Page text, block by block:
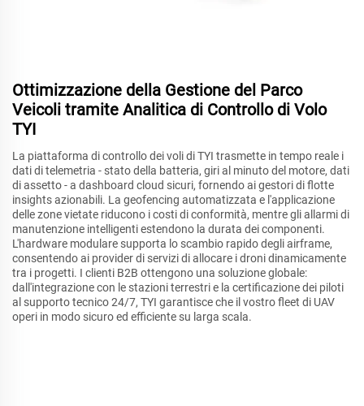
Ottimizzazione della Gestione del Parco
Veicoli tramite Analitica di Controllo di Volo
TYI
La piattaforma di controllo dei voli di TYI trasmette in tempo reale i
dati di telemetria - stato della batteria, giri al minuto del motore, dati
di assetto - a dashboard cloud sicuri, fornendo ai gestori di flotte
insights azionabili. La geofencing automatizzata e l'applicazione
delle zone vietate riducono i costi di conformità, mentre gli allarmi di
manutenzione intelligenti estendono la durata dei componenti.
L'hardware modulare supporta lo scambio rapido degli airframe,
consentendo ai provider di servizi di allocare i droni dinamicamente
tra i progetti. I clienti B2B ottengono una soluzione globale:
dall'integrazione con le stazioni terrestri e la certificazione dei piloti
al supporto tecnico 24/7, TYI garantisce che il vostro fleet di UAV
operi in modo sicuro ed efficiente su larga scala.